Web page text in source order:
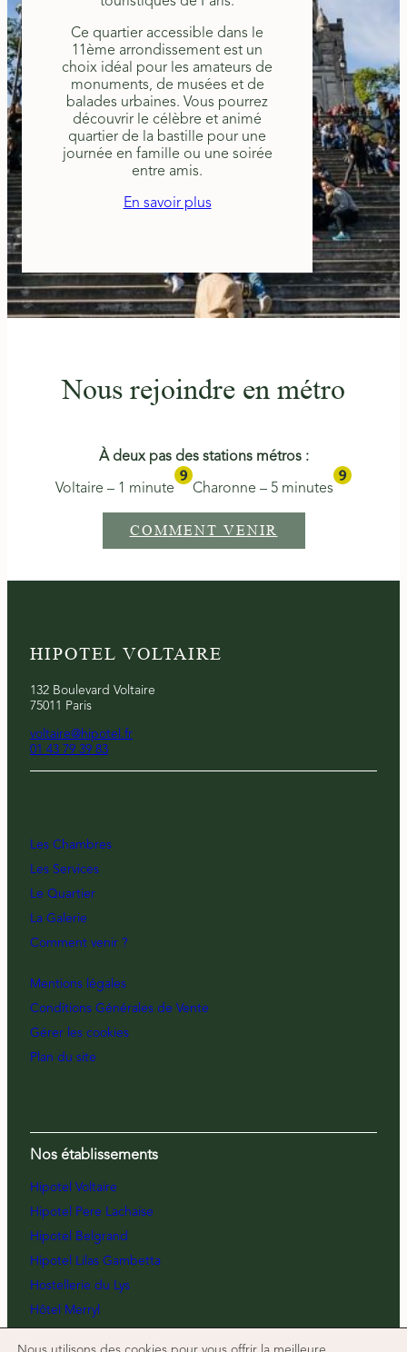
Ce quartier accessible dans le
11ème arrondissement est un
choix idéal pour les amateurs de
monuments, de musées et de
balades urbaines. Vous pourrez
découvrir le célèbre et animé
quartier de la bastille pour une
journée en famille ou une soirée
entre amis.
En savoir plus
Nous rejoindre en métro
À deux pas des stations métros :
Voltaire – 1 minute Charonne – 5 minutes
COMMENT VENIR
HIPOTEL VOLTAIRE
132 Boulevard Voltaire
75011 Paris
voltaire@hipotel.fr
01 43 79 39 83
Les Chambres
Les Services
Le Quartier
La Galerie
Comment venir ?
Mentions légales
Conditions Générales de Vente
Gérer les cookies
Plan du site
Nos établissements
Hipotel Voltaire
Hipotel Pere Lachaise
Hipotel Belgrand
Hipotel Lilas Gambetta
Hostellerie du Lys
Hôtel Merryl